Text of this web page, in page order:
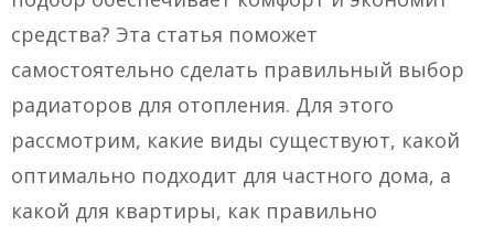
средства? Эта статья поможет
самостоятельно сделать правильный выбор
радиаторов для отопления. Для этого
рассмотрим, какие виды существуют, какой
оптимально подходит для частного дома, а
какой для квартиры, как правильно